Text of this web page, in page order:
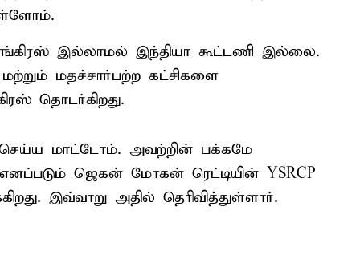
இல்லாமல் இந்தியா கூட்டணி இல்லை.
மற்றும் மதச்சார்பற்ற கட்சிகளை
தொடர்கிறது.
மாட்டோம். அவற்றின் பக்கமே
ஜெகன் மோகன் ரெட்டியின் YSRCP
இவ்வாறு அதில் தெரிவித்துள்ளார்.